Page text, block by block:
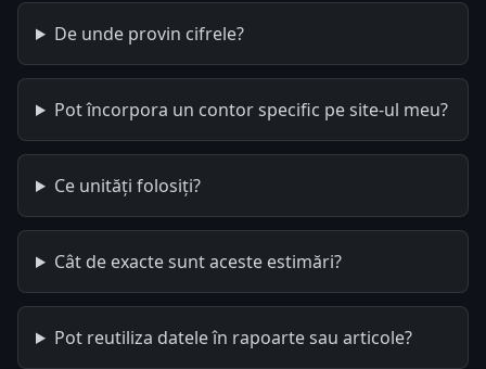
De unde provin cifrele?
Pot încorpora un contor specific pe site-ul meu?
Ce unități folosiți?
Cât de exacte sunt aceste estimări?
Pot reutiliza datele în rapoarte sau articole?